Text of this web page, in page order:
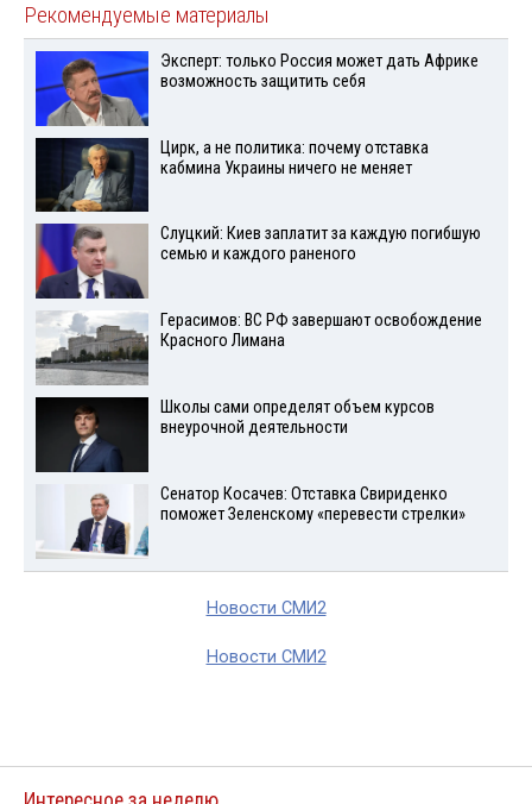
Рекомендуемые материалы
Эксперт: только Россия может дать Африке
возможность защитить себя
Цирк, а не политика: почему отставка
кабмина Украины ничего не меняет
Слуцкий: Киев заплатит за каждую погибшую
семью и каждого раненого
Герасимов: ВС РФ завершают освобождение
Красного Лимана
Школы сами определят объем курсов
внеурочной деятельности
Сенатор Косачев: Отставка Свириденко
поможет Зеленскому «перевести стрелки»
Новости СМИ2
Новости СМИ2